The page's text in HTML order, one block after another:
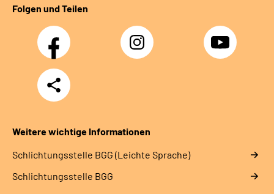
Folgen und Teilen
Facebook Instagram YouTube
Teilen
Weitere wichtige Informationen
Schlich­tungs­stel­le BGG (Leichte Sprache)
Schlich­tungs­stel­le BGG